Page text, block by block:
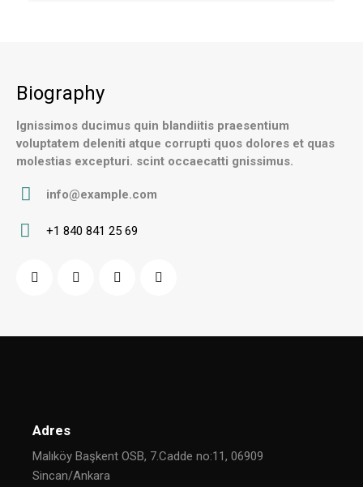
Biography
Ignissimos ducimus quin blandiitis praesentium
voluptatem deleniti atque corrupti quos dolores et quas
molestias excepturi. scint occaecatti gnissimus.
m
info@example.com
on
+1 840 841 25 69
Adres
Malıköy Başkent OSB, 7.Cadde no:11, 06909
Sincan/Ankara